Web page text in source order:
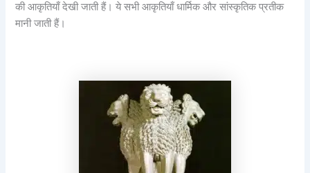
की आकृतियाँ देखी जाती हैं। ये सभी आकृतियाँ धार्मिक और सांस्कृतिक प्रतीक
मानी जाती हैं।